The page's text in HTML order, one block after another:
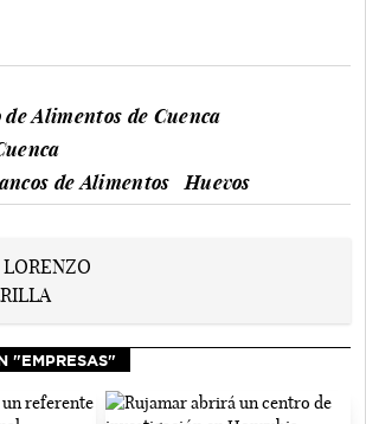
de Alimentos de Cuenca
de Alimentos
Huevos
"EMPRESAS"